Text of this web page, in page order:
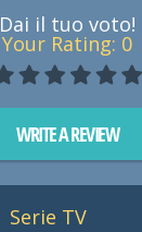
Dai il tuo voto!
Your Rating: 0
WRITE A REVIEW
Serie TV